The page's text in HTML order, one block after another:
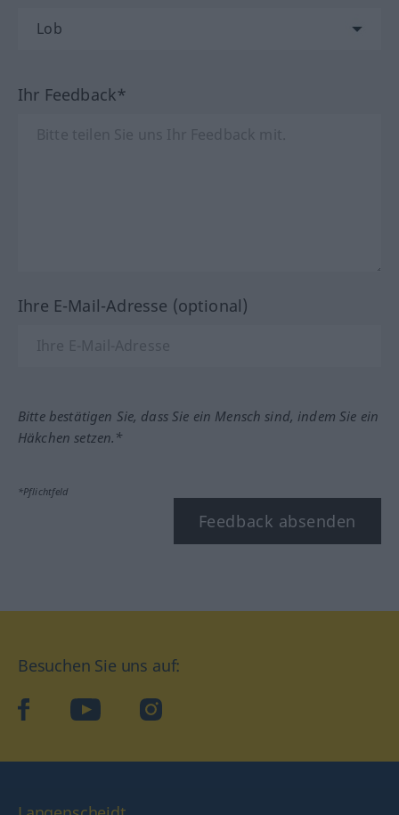
Ihr Feedback*
Ihre E-Mail-Adresse (optional)
Bitte bestätigen Sie, dass Sie ein Mensch sind, indem Sie ein
Häkchen setzen.*
*Pflichtfeld
Feedback absenden
Besuchen Sie uns auf:
facebook YouTube Instagram